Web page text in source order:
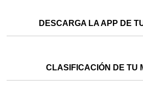
DESCARGA LA APP DE
CLASIFICACIÓN DE TU